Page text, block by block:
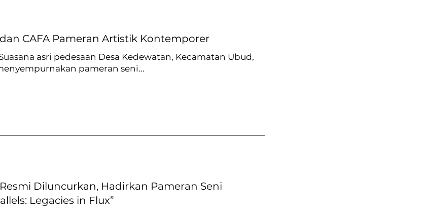
CAFA Pameran Artistik Kontemporer
asri pedesaan Desa Kedewatan, Kecamatan Ubud,
pameran seni...
Diluncurkan, Hadirkan Pameran Seni
Legacies in Flux”